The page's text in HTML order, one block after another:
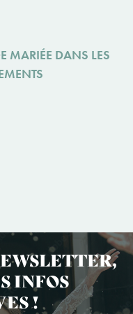
MARIÉE DANS LES
INFOS
!